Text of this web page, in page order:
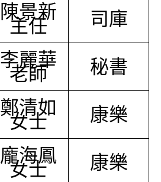
陳景新
主任 司庫
李麗華
老師 秘書
鄭清如
女士 康樂
龐海鳳
女士 康樂